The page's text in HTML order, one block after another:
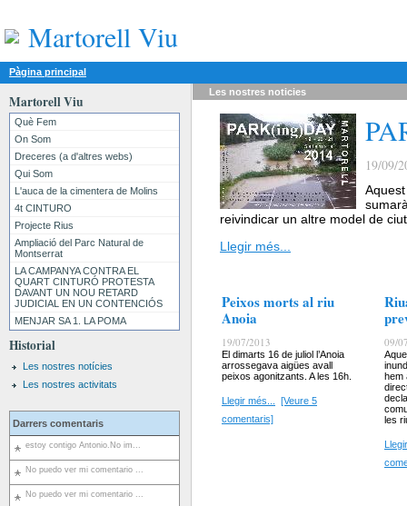
Martorell Viu
Pàgina principal
Martorell Viu
Què Fem
On Som
Dreceres (a d'altres webs)
Qui Som
L'auca de la cimentera de Molins
4t CINTURO
Projecte Rius
Ampliació del Parc Natural de
Montserrat
LA CAMPANYA CONTRA EL
QUART CINTURÓ PROTESTA
DAVANT UN NOU RETARD
JUDICIAL EN UN CONTENCIÓS
MENJAR SA 1. LA POMA
Historial
Les nostres notícies
Les nostres activitats
Darrers comentaris
estoy contigo Antonio.No im...
No puedo ver mi comentario ...
No puedo ver mi comentario ...
Les nostres noticies
19/09/
reivindicar un altre model de
Llegir més...
Peixos morts al riu
Anoia
19/07/2013
El dimarts 16 de juliol l’Anoia
arrossegava aigües avall
peixos agonitzants. A les 16h.
Llegir més...
[Veure 5
comentaris]
09/
hem
les